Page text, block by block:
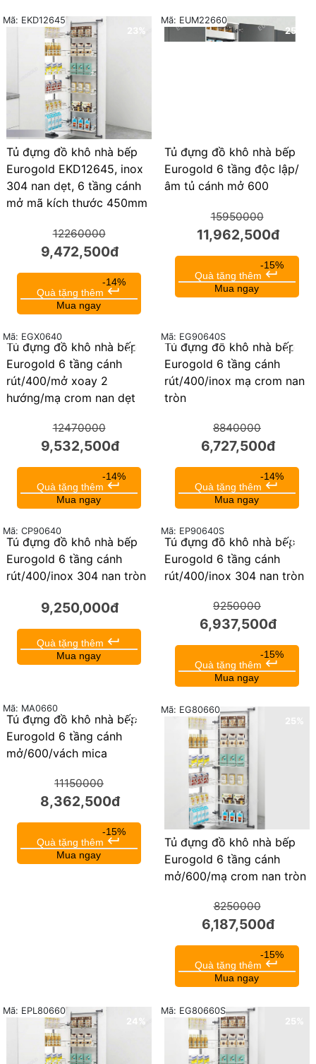
23%
Tủ đựng đồ khô nhà bếp
Eurogold EKD12645, inox
304 nan dẹt, 6 tầng cánh
mở mã kích thước 450mm
Mã: EKD12645
12260000
9,472,500đ
-14%
Quà tặng thêm keyboard_return
Mua ngay
25%
Tủ đựng đồ khô nhà bếp
Eurogold 6 tầng độc lập/
âm tủ cánh mở 600
Mã: EUM22660
15950000
11,962,500đ
-15%
Quà tặng thêm keyboard_return
Mua ngay
24%
Tủ đựng đồ khô nhà bếp
Eurogold 6 tầng cánh
rút/400/mở xoay 2
hướng/mạ crom nan dẹt
Mã: EGX0640
12470000
9,532,500đ
-14%
Quà tặng thêm keyboard_return
Mua ngay
24%
Tủ đựng đồ khô nhà bếp
Eurogold 6 tầng cánh
rút/400/inox mạ crom nan
tròn
Mã: EG90640S
8840000
6,727,500đ
-14%
Quà tặng thêm keyboard_return
Mua ngay
Tủ đựng đồ khô nhà bếp
Eurogold 6 tầng cánh
rút/400/inox 304 nan tròn
Mã: CP90640
9,250,000đ
Quà tặng thêm keyboard_return
Mua ngay
25%
Tủ đựng đồ khô nhà bếp
Eurogold 6 tầng cánh
rút/400/inox 304 nan tròn
Mã: EP90640S
9250000
6,937,500đ
-15%
Quà tặng thêm keyboard_return
Mua ngay
25%
Tủ đựng đồ khô nhà bếp
Eurogold 6 tầng cánh
mở/600/vách mica
Mã: MA0660
11150000
8,362,500đ
-15%
Quà tặng thêm keyboard_return
Mua ngay
Tủ đựng đồ khô nhà bếp
Eurogold 6 tầng cánh
mở/600/mạ crom nan tròn
Mã: EG80660
8250000
6,187,500đ
-15%
Quà tặng thêm keyboard_return
Mua ngay
24%
Mã: EPL80660 Mã: EG80660S